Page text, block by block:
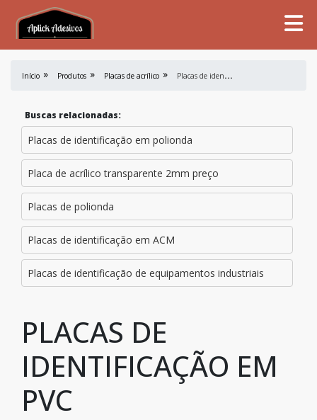
Início Produtos Placas de acrílico P
lacas de identificação em PVC
Buscas relacionadas:
Placas de identificação em polionda
Placa de acrílico transparente 2mm preço
Placas de polionda
Placas de identificação em ACM
Placas de identificação de equipamentos industriais
PLACAS DE
IDENTIFICAÇÃO EM
PVC